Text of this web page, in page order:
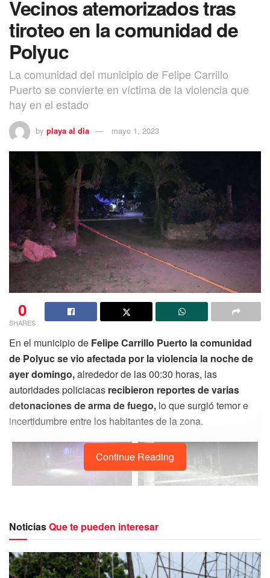
Vecinos atemorizados tras
tiroteo en la comunidad de
Polyuc
La comunidad del municipio de Felipe Carrillo
Puerto se convierte en víctima de la violencia que
hay en el estado
by playa al dia mayo 1, 2023
0
SHARES
En el municipio de Felipe Carrillo Puerto la comunidad
de Polyuc se vio afectada por la violencia la noche de
ayer domingo,alrededor de las 00:30 horas, las
autoridades policiacas recibieron reportes de varias
detonaciones de arma de fuego, lo que surgió temor e
incertidumbre entre los habitantes de la zona.
De acuerdo con los informes que se recabo en el lugar,
señala que fue la policía rural quien llego al sitio de los
hechos como primeros respondientes para acordonar
Continue Reading
NoticiasQue te pueden interesar